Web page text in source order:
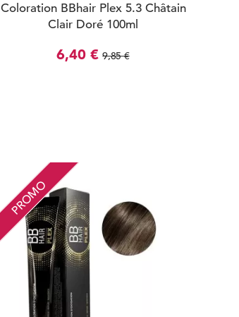
Coloration BBhair Plex 5.3 Châtain
Clair Doré 100ml
6,40 € 9,85 €
PROMO